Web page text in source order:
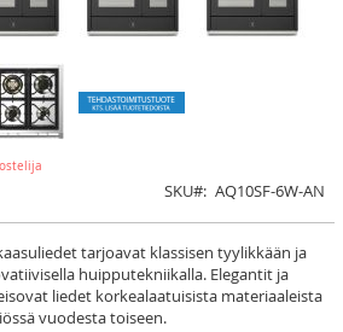
SKU AQ10SF-6W-AN
tarjoavat klassisen tyylikkään ja
huipputekniikalla. Elegantit ja
liedet korkealaatuisista materiaaleista
vuodesta toiseen.